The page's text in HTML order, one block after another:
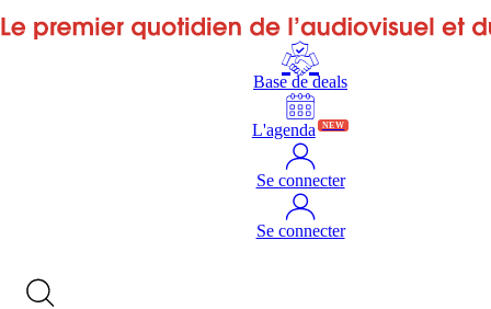
Base de deals
L'agenda NEW
Se connecter
Se connecter